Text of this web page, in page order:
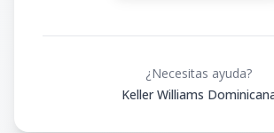
¿Necesitas ayuda?
Keller Williams